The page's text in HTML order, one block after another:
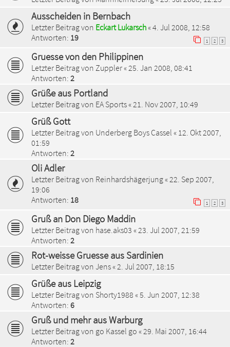
Ausscheiden in Bernbach
Letzter Beitrag von Eckart Lukarsch«4. Jul 2008, 12:58
Antworten: 19 1 2 3
Gruesse von den Philippinen
Letzter Beitrag von Zuppler« 25. Jan 2008, 08:41
Antworten: 2
Grüße aus Portland
Letzter Beitrag von EA Sports« 21. Nov 2007, 10:49
Grüß Gott
Letzter Beitrag von Underberg Boys Cassel « 12. Okt 2007,
01:59
Antworten: 2
Oli Adler
Letzter Beitrag von Reinhardshägerjung« 22. Sep 2007,
19:06
Antworten: 18 1 2 3
Gruß an Don Diego Maddin
Letzter Beitrag von hase.aks03 « 23. Jul 2007, 21:59
Antworten: 2
Rot-weisse Gruesse aus Sardinien
Letzter Beitrag von Jens« 2. Jul 2007, 18:15
Grüße aus Leipzig
Letzter Beitrag von Shorty1988 «5. Jun 2007, 12:38
Antworten: 6
Gruß und mehr aus Warburg
Letzter Beitrag von go Kassel go « 29. Mai 2007, 16:44
Antworten: 2